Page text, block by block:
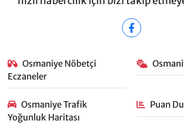
Osmaniye Nöbetçi
Eczaneler
Osmaniye Trafik
Yoğunluk Haritası
Puan